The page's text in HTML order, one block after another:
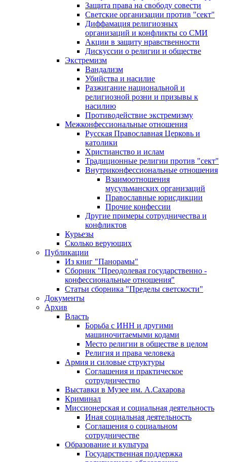
Защита права на свободу совести
Светские организации против "сект"
Диффамация религиозных
организаций и конфликты со СМИ
Акции в защиту нравственности
Дискуссии о религии и обществе
Экстремизм
Вандализм
Убийства и насилие
Разжигание национальной и
религиозной розни и призывы к
насилию
Противодействие экстремизму
Межконфессиональные отношения
Русская Православная Церковь и
католики
Христианство и ислам
Традиционные религии против "сект"
Внутриконфессиональные отношения
Взаимоотношения
мусульманских организаций
Православные юрисдикции
Прочие конфессии
Другие примеры сотрудничества и
конфликтов
Курьезы
Сколько верующих
Публикации
Из книг "Панорамы"
Сборник "Преодолевая государственно -
конфессиональные отношения"
Статьи сборника "Пределы светскости"
Документы
Архив
Власть
Борьба с ИНН и другими
машиночитаемыми кодами
Место религии в обществе в целом
Религия и права человека
Армия и силовые структуры
Соглашения и практическое
сотрудничество
Выставки в Музее им. А.Сахарова
Криминал
Миссионерская и социальная деятельность
Иная социальная деятельность
Соглашения о социальном
сотрудничестве
Образование и культура
Государственная поддержка